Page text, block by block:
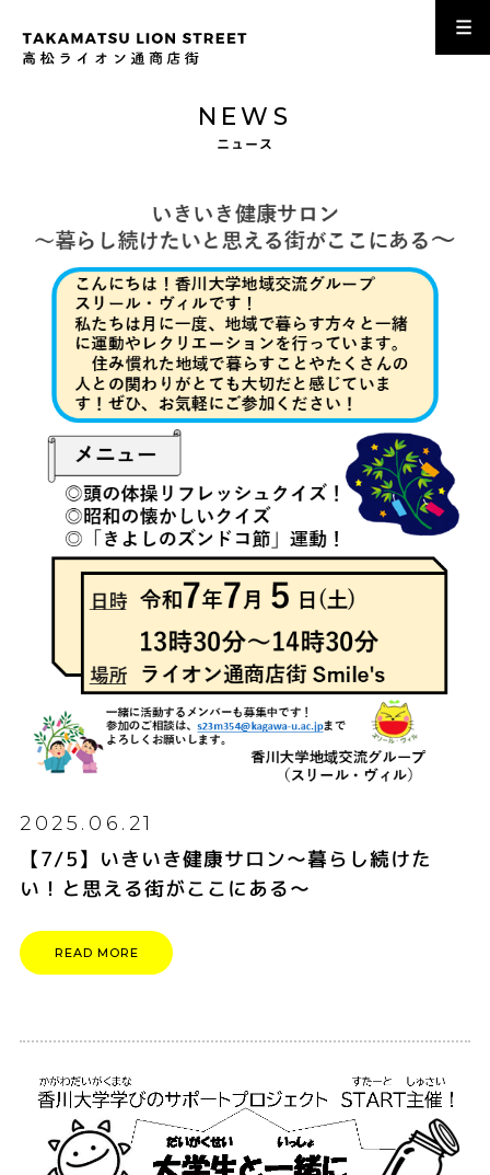
NEWS
ニュース
2025.06.21
【7/5】いきいき健康サロン～暮らし続けた
い！と思える街がここにある～
READ MORE